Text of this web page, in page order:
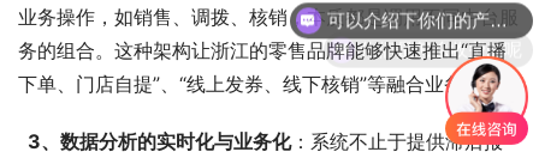
业务操作，如销售、调拨、核销，本质都是调用不同中台服
务的组合。这种架构让浙江的零售品牌能够快速推出“直播
下单、门店自提”、“线上发券、线下核销”等融合业务。
3、数据分析的实时化与业务化：系统不止于提供滞后报
你们是怎么收费的呢